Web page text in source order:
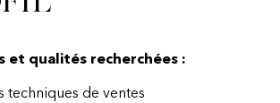
et qualités recherchées :
techniques de ventes